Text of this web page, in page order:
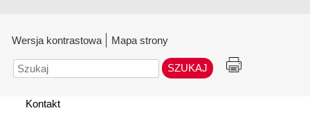
Wersja kontrastowa Mapa strony
Szukaj
Kontakt